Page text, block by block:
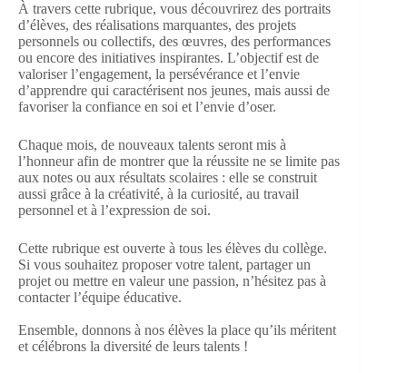
À travers cette rubrique, vous découvrirez des portraits
d’élèves, des réalisations marquantes, des projets
personnels ou collectifs, des œuvres, des performances
ou encore des initiatives inspirantes. L’objectif est de
valoriser l’engagement, la persévérance et l’envie
d’apprendre qui caractérisent nos jeunes, mais aussi de
favoriser la confiance en soi et l’envie d’oser.
Chaque mois, de nouveaux talents seront mis à
l’honneur afin de montrer que la réussite ne se limite pas
aux notes ou aux résultats scolaires : elle se construit
aussi grâce à la créativité, à la curiosité, au travail
personnel et à l’expression de soi.
Cette rubrique est ouverte à tous les élèves du collège.
Si vous souhaitez proposer votre talent, partager un
projet ou mettre en valeur une passion, n’hésitez pas à
contacter l’équipe éducative.
Ensemble, donnons à nos élèves la place qu’ils méritent
et célébrons la diversité de leurs talents !